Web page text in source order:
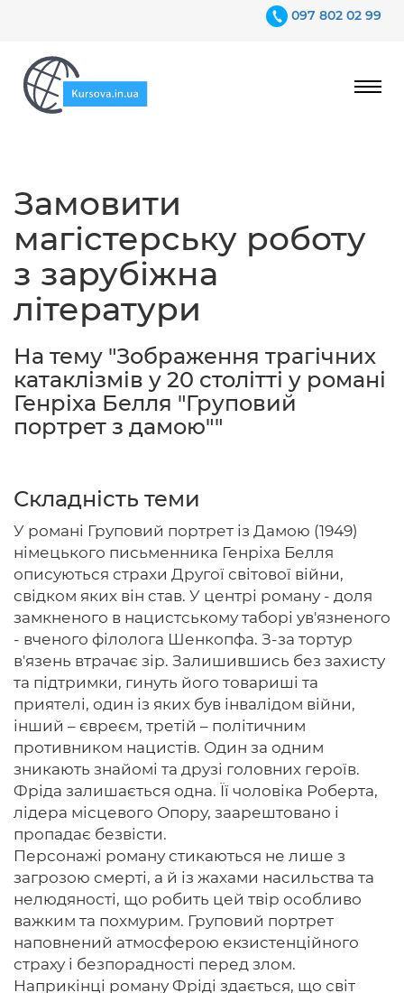
097 802 02 99
Замовити
магістерську роботу
з зарубіжна
літератури
На тему "Зображення трагічних
катаклізмів у 20 столітті у романі
Генріха Белля "Груповий
портрет з дамою""
Складність теми
У романі Груповий портрет із Дамою (1949)
німецького письменника Генріха Белля
описуються страхи Другої світової війни,
свідком яких він став. У центрі роману - доля
замкненого в нацистському таборі ув'язненого
- вченого філолога Шенкопфа. З-за тортур
в'язень втрачає зір. Залишившись без захисту
та підтримки, гинуть його товариші та
приятелі, один із яких був інвалідом війни,
інший – євреєм, третій – політичним
противником нацистів. Один за одним
зникають знайомі та друзі головних героїв.
Фріда залишається одна. Її чоловіка Роберта,
лідера місцевого Опору, заарештовано і
пропадає безвісти.
Персонажі роману стикаються не лише з
загрозою смерті, а й із жахами насильства та
нелюдяності, що робить цей твір особливо
важким та похмурим. Груповий портрет
наповнений атмосферою екзистенційного
страху і безпорадності перед злом.
Наприкінці роману Фріді здається, що світ
Гарантії
Відгуки
Контакти
097 802 02 99
Авторам
Умови
Вхiд